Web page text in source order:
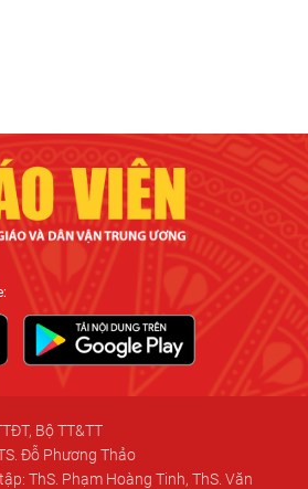
Bộ TT&TT
Đỗ Phương Thảo
ThS. Phạm Hoàng Tinh, ThS. Văn